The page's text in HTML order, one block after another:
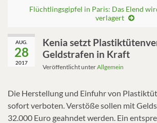
Flüchtlingsgipfel in Paris: Das Elend
verlagert
AUG.
28
2017
Kenia setzt
Geldstrafen in Kraft
Veröffentlicht unterAllgemein
Die Herstellung und Einfuhr von
sofort verboten. Verstöße sollen mit
32.000 Euro geahndet werden. Ein